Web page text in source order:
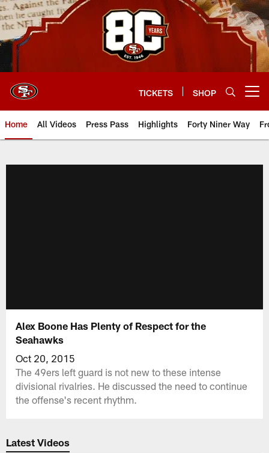
Skip
to
main
content
TICKETS SHOP
Home All Videos Press Pass Highlights Forty Niner Way
Alex Boone Has Plenty of Respect for the
Seahawks
Oct 20, 2015
The 49ers left guard is not new to these intense
divisional rivalries. He discussed the need to continue
the offense's recent rhythm.
Latest Videos